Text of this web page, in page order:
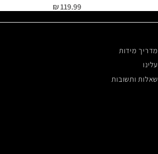
מחיר‏119.99 ‏₪
מדריך מידות
עלינו
שאלות ותשובות